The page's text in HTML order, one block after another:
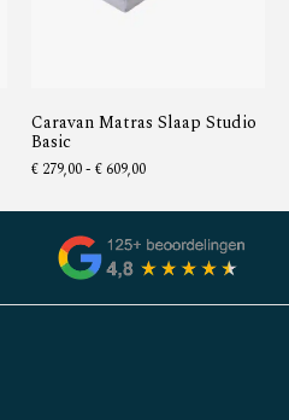
Caravan Matras Slaap Studio
Basic
€ 279,00- € 609,00